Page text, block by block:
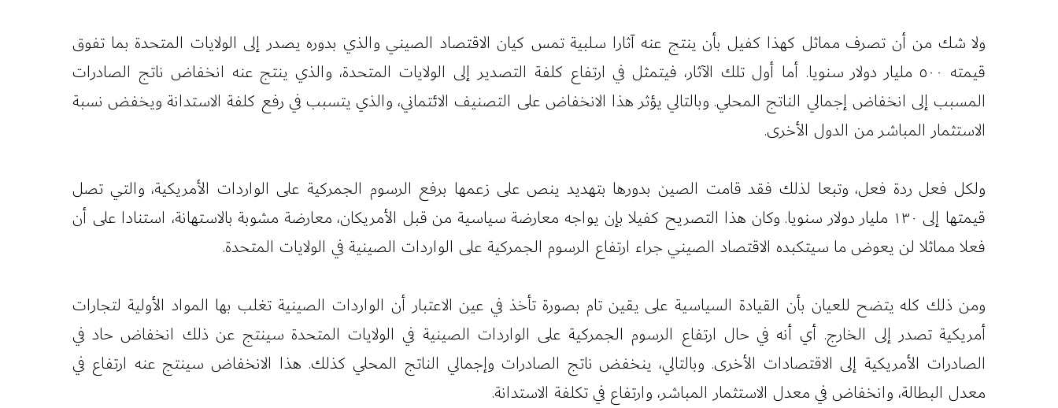
ولا شك من أن تصرف مماثل كهذا كفيل بأن ينتج عنه آثارا سلبية تمس كيان الاقتصاد الصيني والذي بدوره يصدر إلى الولايات المتحدة بما تفوق
قيمته ٥٠٠ مليار دولار سنويا. أما أول تلك الآثار، فيتمثل في ارتفاع كلفة التصدير إلى الولايات المتحدة، والذي ينتج عنه انخفاض ناتج الصادرات
المسبب إلى انخفاض إجمالي الناتج المحلي. وبالتالي يؤثر هذا الانخفاض على التصنيف الائتماني، والذي يتسبب في رفع كلفة الاستدانة ويخفض نسبة
الاستثمار المباشر من الدول الأخرى.
ولكل فعل ردة فعل، وتبعا لذلك فقد قامت الصين بدورها بتهديد ينص على زعمها برفع الرسوم الجمركية على الواردات الأمريكية، والتي تصل
قيمتها إلى ١٣٠ مليار دولار سنويا. وكان هذا التصريح كفيلا بإن يواجه معارضة سياسية من قبل الأمريكان، معارضة مشوبة بالاستهانة، استنادا على أن
فعلا مماثلا لن يعوض ما سيتكبده الاقتصاد الصيني جراء ارتفاع الرسوم الجمركية على الواردات الصينية في الولايات المتحدة.
ومن ذلك كله يتضح للعيان بأن القيادة السياسية على يقين تام بصورة تأخذ في عين الاعتبار أن الواردات الصينية تغلب بها المواد الأولية لتجارات
أمريكية تصدر إلى الخارج. أي أنه في حال ارتفاع الرسوم الجمركية على الواردات الصينية في الولايات المتحدة سينتج عن ذلك انخفاض حاد في
الصادرات الأمريكية إلى الاقتصادات الأخرى. وبالتالي، ينخفض ناتج الصادرات وإجمالي الناتج المحلي كذلك. هذا الانخفاض سينتج عنه ارتفاع في
معدل البطالة، وانخفاض في معدل الاستثمار المباشر، وارتفاع في تكلفة الاستدانة.